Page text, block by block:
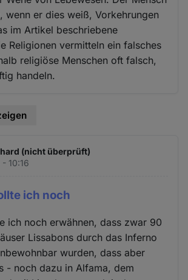
wenn er dies weiß, Vorkehrungen
im Artikel beschriebene
Religionen vermitteln ein falsches
religiöse Menschen oft falsch,
handeln.
(nicht überprüft)
10:16
ich noch
ich noch erwähnen, dass zwar 90
Lissabons durch das Inferno
wurden, dass aber
- noch dazu in Alfama, dem